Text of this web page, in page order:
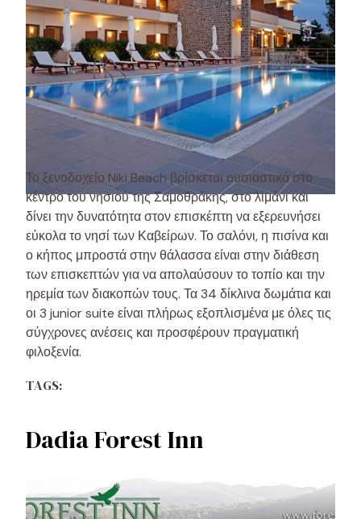
Το ξενοδοχείο Niki Beach βρίσκεται ουσιαστικά στο
κέντρο του νησιού της Σαμοθράκης, στο λιμάνι και
δίνει την δυνατότητα στον επισκέπτη να εξερευνήσει
εύκολα το νησί των Καβείρων. Το σαλόνι, η πισίνα και
ο κήπος μπροστά στην θάλασσα είναι στην διάθεση
των επισκεπτών για να απολαύσουν το τοπίο και την
ηρεμία των διακοπών τους. Τα 34 δίκλινα δωμάτια και
οι 3 junior suite είναι πλήρως εξοπλισμένα με όλες τις
σύγχρονες ανέσεις και προσφέρουν πραγματική
φιλοξενία.
TAGS:
Dadia Forest Inn